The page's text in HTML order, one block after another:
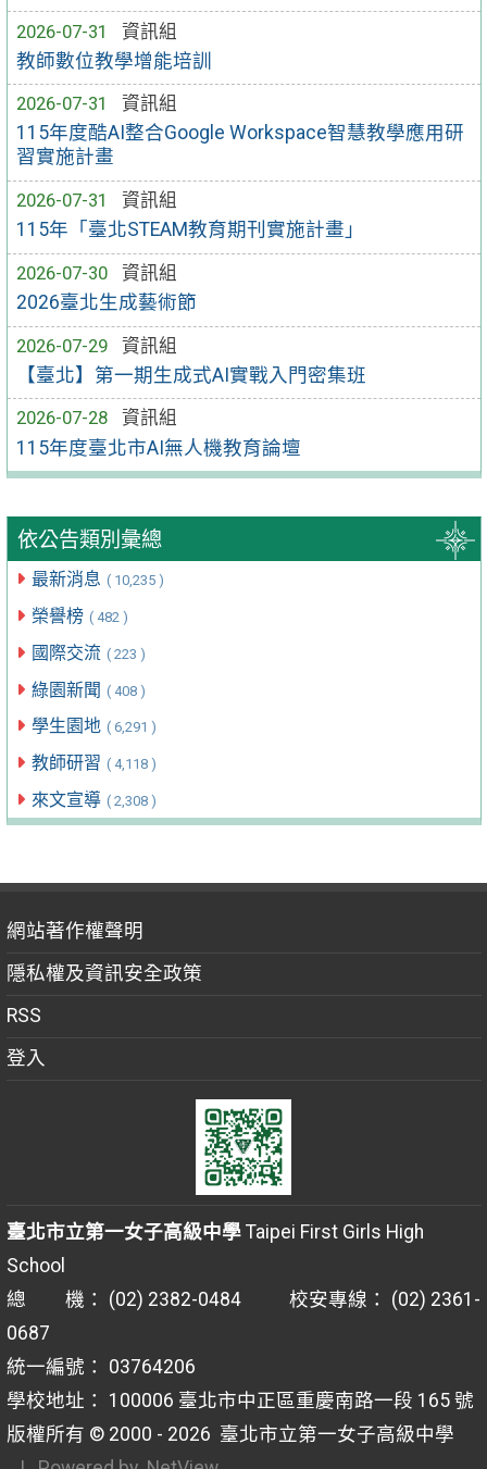
2026-07-31
資訊組
教師數位教學增能培訓
2026-07-31
資訊組
115年度酷AI整合Google Workspace智慧教學應用研
習實施計畫
2026-07-31
資訊組
115年「臺北STEAM教育期刊實施計畫」
2026-07-30
資訊組
2026臺北生成藝術節
2026-07-29
資訊組
【臺北】第一期生成式AI實戰入門密集班
2026-07-28
資訊組
115年度臺北市AI無人機教育論壇
依公告類別彙總
最新消息 ( 10,235 )
榮譽榜 ( 482 )
國際交流 ( 223 )
綠園新聞 ( 408 )
學生園地 ( 6,291 )
教師研習 ( 4,118 )
來文宣導 ( 2,308 )
網站著作權聲明
隱私權及資訊安全政策
RSS
登入
臺北市立第一女子高級中學Taipei First Girls High
School
總 機： (02) 2382-0484 校安專線： (02) 2361-
0687
統一編號： 03764206
學校地址： 100006 臺北市中正區重慶南路一段 165 號
版權所有 © 2000 - 2026 臺北市立第一女子高級中學